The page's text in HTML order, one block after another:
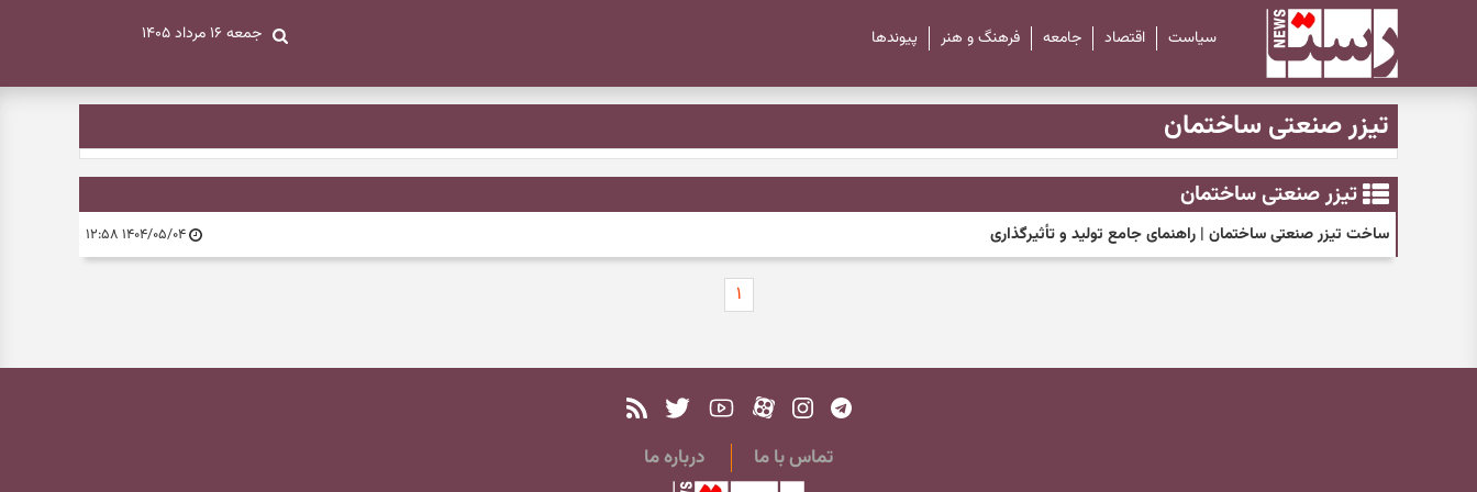
جمعه ۱۶ مرداد ۱۴۰۵ سیاست اقتصاد جامعه فرهنگ و هنر پیوند‌ها
تیزر صنعتی ساختمان
تیزر صنعتی ساختمان
ساخت تیزر صنعتی ساختمان | راهنمای جامع تولید و تأثیرگذاری ۱۴۰۴/۰۵/۰۴ ۱۲:۵۸
۱
تماس با ما درباره ما